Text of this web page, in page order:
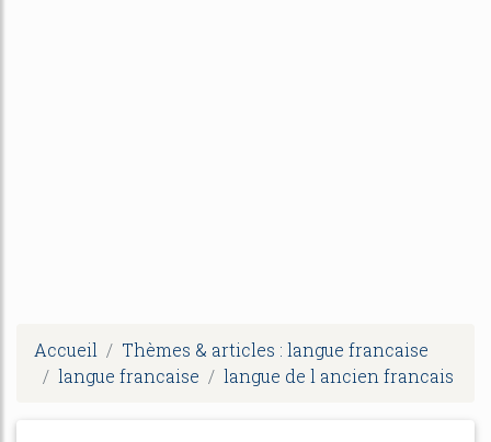
Accueil
Thèmes & articles : langue francaise
langue francaise
langue de l ancien francais